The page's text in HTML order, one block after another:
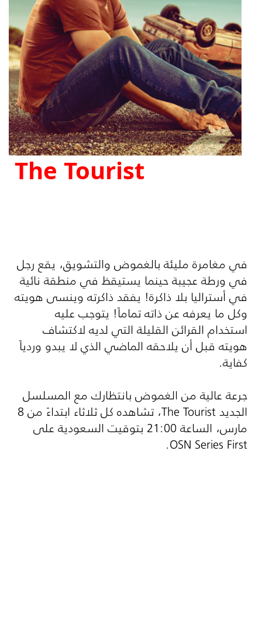
The Tourist
في مغامرة مليئة بالغموض والتشويق، يقع رجل
في ورطة عجيبة حينما يستيقظ في منطقة نائية
في أستراليا بلا ذاكرة! يفقد ذاكرته وينسى هويته
وكل ما يعرفه عن ذاته تماماً! يتوجب عليه
استخدام القرائن القليلة التي لديه لاكتشاف
هويته قبل أن يلاحقه الماضي الذي لا يبدو وردياً
كفاية.
جرعة عالية من الغموض بانتظارك مع المسلسل
الجديدThe Tourist ، تشاهده كل ثلاثاء ابتداءً من 8
مارس، الساعة 21:00 بتوقيت السعودية على
OSN Series First
.